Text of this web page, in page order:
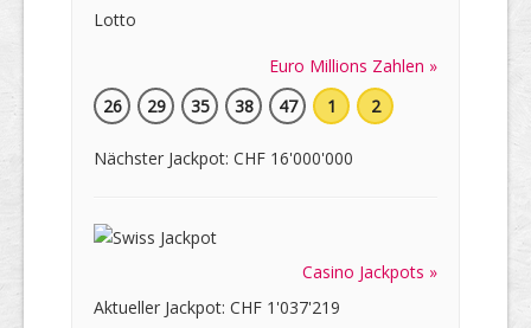
Euro Millions Zahlen »
26
29 35 38 47 1 2
Nächster Jackpot: CHF 16'000'000
Casino Jackpots »
Aktueller Jackpot: CHF 1'037'219